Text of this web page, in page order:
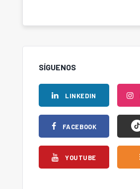
SÍGUENOS
LINKEDIN
FACEBOOK
YOUTUBE